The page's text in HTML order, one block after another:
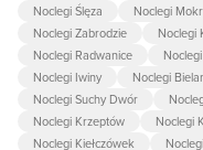
Noclegi Ślęza
Noclegi
Noclegi Zabrodzie
Noclegi
Noclegi Radwanice
Noclegi Iwiny
Noclegi
Noclegi Suchy Dwór
Noclegi Krzeptów
Noclegi
Noclegi Kiełczówek